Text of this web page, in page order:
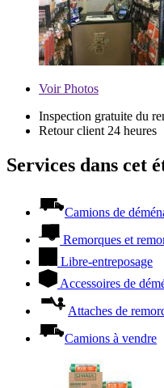
VoirPhotos
Inspection gratuite du
Retour client 24 heures
Services dans cet
Camions de
Remorques et
Libre-entreposage
Accessoires de
Attaches de
Camions à vendre